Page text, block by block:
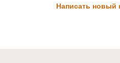
Написать новый